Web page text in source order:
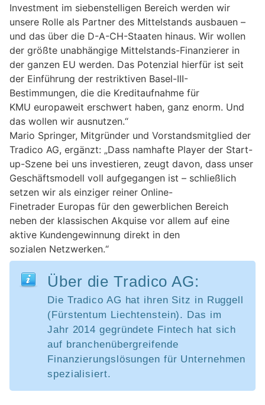
Investment im siebenstelligen Bereich werden wir
unsere Rolle als Partner des Mittelstands ausbauen –
und das über die D-A-CH-Staaten hinaus. Wir wollen
der größte unabhängige Mittelstands-Finanzierer in
der ganzen EU werden. Das Potenzial hierfür ist seit
der Einführung der restriktiven Basel-III-
Bestimmungen, die die Kreditaufnahme für
KMU europaweit erschwert haben, ganz enorm. Und
das wollen wir ausnutzen.“
Mario Springer, Mitgründer und Vorstandsmitglied der
Tradico AG, ergänzt: „Dass namhafte Player der Start-
up-Szene bei uns investieren, zeugt davon, dass unser
Geschäftsmodell voll aufgegangen ist – schließlich
setzen wir als einziger reiner Online-
Finetrader Europas für den gewerblichen Bereich
neben der klassischen Akquise vor allem auf eine
aktive Kundengewinnung direkt in den
sozialen Netzwerken.“
Über die Tradico AG:
Die Tradico AG hat ihren Sitz in Ruggell
(Fürstentum Liechtenstein). Das im
Jahr 2014 gegründete Fintech hat sich
auf branchenübergreifende
Finanzierungslösungen für Unternehmen
spezialisiert.